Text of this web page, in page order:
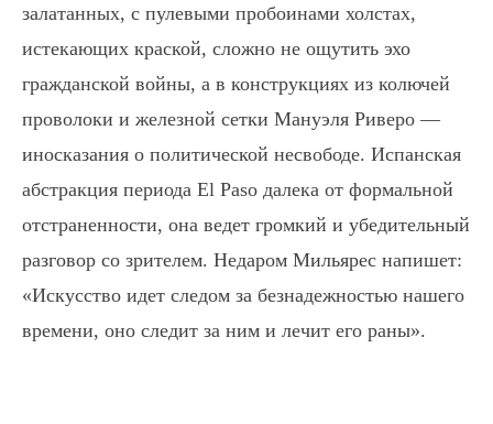
залатанных, с пулевыми пробоинами холстах,
истекающих краской, сложно не ощутить эхо
гражданской войны, а в конструкциях из колючей
проволоки и железной сетки Мануэля Риверо —
иносказания о политической несвободе. Испанская
абстракция периода El Paso далека от формальной
отстраненности, она ведет громкий и убедительный
разговор со зрителем. Недаром Мильярес напишет:
«Искусство идет следом за безнадежностью нашего
времени, оно следит за ним и лечит его раны».